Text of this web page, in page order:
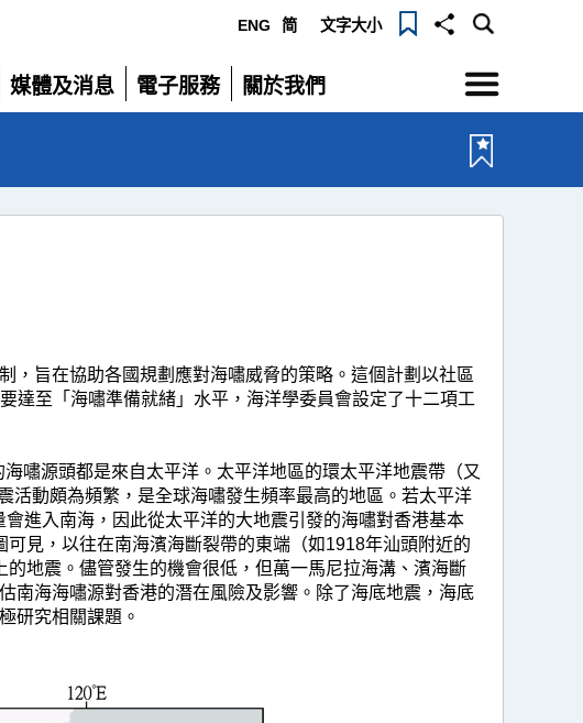
ENG 简 文字大小
媒體及消息
展
電子服務
展
關於我們
展
選
單
，旨在協助各國規劃應對海嘯威脅的策略。這個計劃以社區
達至「海嘯準備就緒」水平，海洋學委員會設定了十二項工
嘯源頭都是來自太平洋。太平洋地區的環太平洋地震帶（又
活動頗為頻繁，是全球海嘯發生頻率最高的地區。若太平洋
進入南海，因此從太平洋的大地震引發的海嘯對香港基本
見，以往在南海濱海斷裂帶的東端（如1918年汕頭附近的
地震。儘管發生的機會很低，但萬一馬尼拉海溝、濱海斷
南海海嘯源對香港的潛在風險及影響。除了海底地震，海底
研究相關課題。